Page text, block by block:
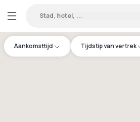
Stad, hotel, ...
Aankomsttijd Tijdstip van vertrek